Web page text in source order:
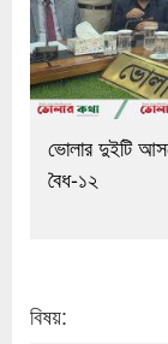
ভোলার দুইটি
বৈধ-১২
বিষয়: